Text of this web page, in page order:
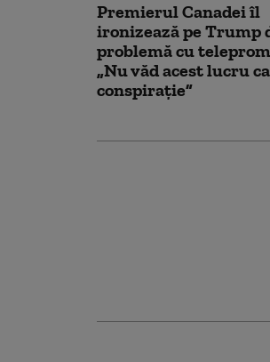
Premierul Canadei îl
ironizează pe Trump
problemă cu
„Nu văd acest lucru
conspirație”